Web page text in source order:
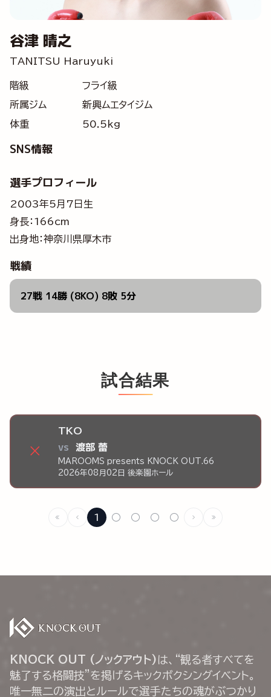
谷津 晴之
TANITSU Haruyuki
階級
フライ級
所属ジム
新興ムエタイジム
体重
50.5kg
SNS情報
選手プロフィール
2003年5月7日生
身長：166cm
出身地：神奈川県厚木市
戦績
27戦 14勝 (8KO) 8敗 5分
試合結果
×
TKO
vs 渡部 蕾
MAROOMS presents KNOCK OUT.66
2026年08月02日 後楽園ホール
1 ○ ○ ○ ○
KNOCK OUT (ノックアウト) は、“観る者すべてを
魅了する格闘技”を掲げるキックボクシングイベント。
唯一無二の演出とルールで選手たちの魂がぶつかり